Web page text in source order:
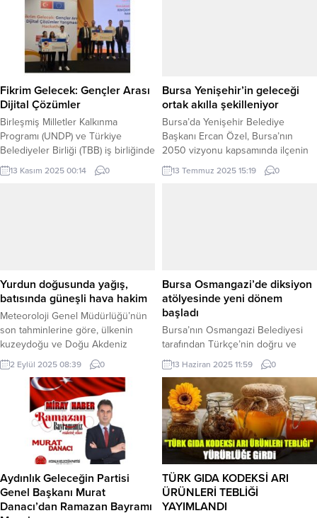
Fikrim Gelecek: Gençler Arası
Dijital Çözümler
Birleşmiş Milletler Kalkınma
Programı (UNDP) ve Türkiye
Belediyeler Birliği (TBB) iş birliğinde
yürütülen “Bugünün Gençleri
Geleceğin Meslekleri” projesi
Kapsayıcı Fikir Özel Ödülü’nün de
sahibi oldu....
13 Kasım 2025 00:14 0
Bursa Yenişehir’in geleceği
ortak akılla şekilleniyor
Bursa’da Yenişehir Belediye
Başkanı Ercan Özel, Bursa’nın
2050 vizyonu kapsamında ilçenin
Nazım İmar Planı’nı katılımcı ve
sürdürülebilir bir yaklaşımla
Müdürü Deniz Tireci, BursaPlan
Çevre Düzeni Planı...
13 Temmuz 2025 15:19 0
Yurdun doğusunda yağış,
batısında güneşli hava hakim
Meteoroloji Genel Müdürlüğü’nün
son tahminlerine göre, ülkenin
kuzeydoğu ve Doğu Akdeniz
bölgelerinde yerel sağanaklar
beklenirken, diğer bölgelerde
güneşli ve açık bir hava
öngörülüyor. ANKARA (İGFA) –
Meteoroloji Genel Müdürlüğü, 02
Eylül Salı gününe ilişkin hava
tahmin raporunu yayımladı.
Meteoroloji Genel Müdürlüğü
tarafından yapılan tahminlere göre,
yurdun kuzeydoğu kesimleri ile
Doğu...
2 Eylül 2025 08:39 0
Bursa Osmangazi’de diksiyon
atölyesinde yeni dönem
başladı
Bursa’nın Osmangazi Belediyesi
tarafından Türkçe’nin doğru ve
yerinde kullanımını yaygınlaştırmak,
güzel ve etkileyici iletişime katkıda
bulunmak amacıyla düzenlenen
diksiyon atölyesinde yeni dönem
başladı. BURSA (İGFA) – Osmangazi
Belediyesi’nin geçtiğimiz yıl
başlattığı ve vatandaşlar tarafından
yoğun ilgi gören diksiyon atölyesi,
yeni dönemde de kapılarını
Osmangazililere açtı. Türk Dili’ni
düzgün, anlaşılır ve...
13 Haziran 2025 11:59 0
Aydınlık Geleceğin Partisi
Genel Başkanı Murat
Danacı’dan Ramazan Bayramı
TÜRK GIDA KODEKSİ ARI
ÜRÜNLERİ TEBLİĞİ
YAYIMLANDI